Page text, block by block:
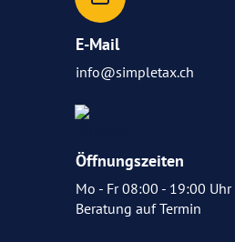
E-Mail
info@simpletax.ch
Öffnungszeiten
Mo - Fr 08:00 - 19:00 Uhr
Beratung aufTermin